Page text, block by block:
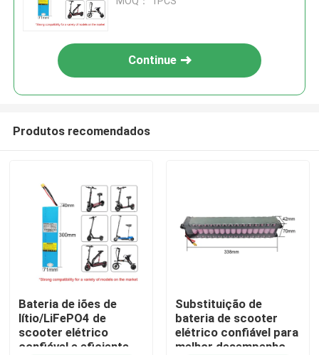
Continue
Produtos recomendados
Bateria de iões de
lítio/LiFePO4 de
scooter elétrico
confiável e eficiente
Substituição de
bateria de scooter
elétrico confiável para
melhor desempenho